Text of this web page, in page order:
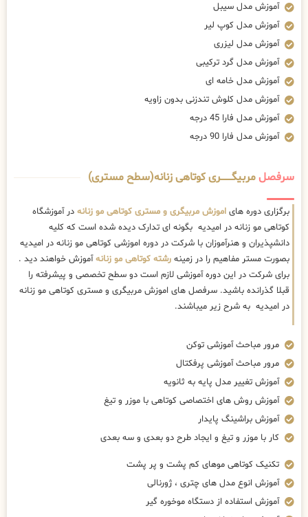
آموزش مدل سیبل
آموزش مدل کوپ لیر
آموزش مدل لیزری
آموزش مدل گرد ترکیبی
آموزش مدل خامه ای
آموزش مدل کلوش تندزنی بدون زاویه
آموزش مدل فارا 45 درجه
آموزش مدل فارا 90 درجه
سرفصلمربیگــــــــری کوتاهی زنانه(سطح مستری)
برگزاری دوره های اموزش مربیگری و مستری کوتاهی مو زنانه در آموزشگاه
کوتاهی مو زنانه در امیدیه بگونه ای تدارک دیده شده است که کلیه
دانشپذیران و هنرآموزان با شرکت در دوره اموزشی کوتاهی مو زنانه در امیدیه
بصورت مستر مفاهیم را در زمینه رشته کوتاهی مو زنانهآموزش خواهند دید .
برای شرکت در این دوره آموزشی لازم است دو سطح تخصصی و پیشرفته را
قبلا گذرانده باشید. سرفصل های اموزش مربیگری و مستری کوتاهی مو زنانه
در امیدیه به شرح زیر میباشند.
مرور مباحث آموزشی توکن
مرور مباحث آموزشی پرفکتال
آموزش تغییر مدل پایه به ثانویه
آموزش روش های اختصاصی کوتاهی با موزر و تیغ
آموزش براشینگ پایدار
کار با موزر و تیغ و ایجاد طرح دو بعدی و سه بعدی
تکنیک کوتاهی موهای کم پشت و پر پشت
آموزش انوع مدل های چتری ، ژورنالی
آموزش استفاده از دستگاه موخوره گیر